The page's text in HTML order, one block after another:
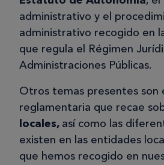
administrativo y el
administrativo recogido en
que regula el Régimen
Administraciones Públicas.
Otros temas presentes son
reglamentaria que recae
locales, así como las
existen en las entidades
que hemos recogido en